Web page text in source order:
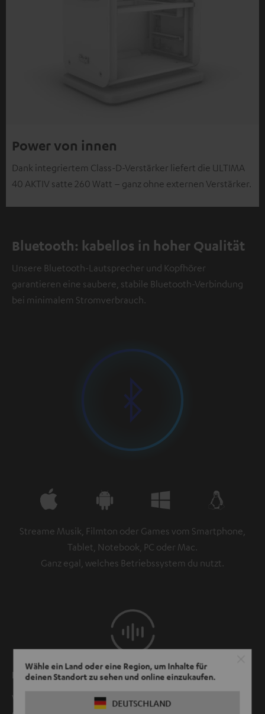
Wähle ein Land oder eine Region, um Inhalte für
deinen Standort zu sehen und online einzukaufen.
DEUTSCHLAND
Power von innen
Dank integriertem Class-D-Verstärker liefert die ULTIMA
40 AKTIV satte 260 Watt – ganz ohne externen Verstärker.
Bluetooth: kabellos in hoher Qualität
Unsere Bluetooth-Lautsprecher und Kopfhörer
garantieren eine saubere, stabile Bluetooth-Verbindung
bei minimalem Stromverbrauch.
Streame Musik, Filmton oder Games vom Smartphone,
Tablet, Notebook, PC oder Mac.
Ganz egal, welches Betriebssystem du nutzt.
Lippensynchron
Videoton von z. B. Youtube oder anderen Apps sowie